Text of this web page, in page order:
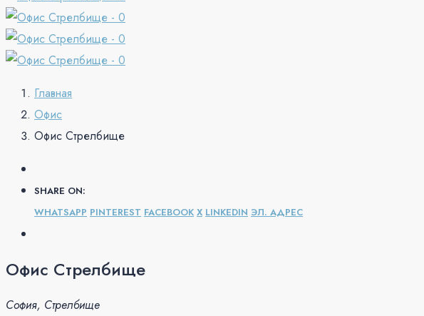
Главная
Офис
Офис Стрелбище
SHARE ON:
WHATSAPP PINTEREST FACEBOOK X LINKEDIN ЭЛ. АДРЕС
Офис Стрелбище
София, Стрелбище